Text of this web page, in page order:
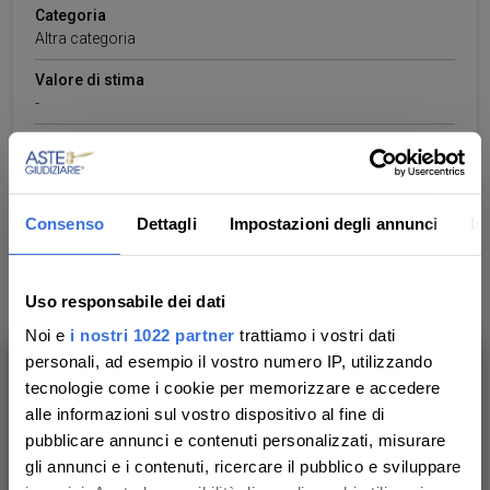
Consenso Dettagli Impostazioni degli annunci
Uso responsabile dei dati
Noi e i nostri 1022 partner trattiamo i vostri dati
personali, ad esempio il vostro numero IP, utilizzando
tecnologie come i cookie per memorizzare e accedere
alle informazioni sul vostro dispositivo al fine di
pubblicare annunci e contenuti personalizzati, misurare
gli annunci e i contenuti, ricercare il pubblico e sviluppare
Categoria
Altra categoria
Valore di stima
-
Terreni agricoli con fabbricato non censito al catasto
fabbricati di mq. 98
Indirizzo
Contrada Gaspanella sn,Vittoria(RG)
Piano
Ti aiutiamo a trovare, comprendere e
partecipare all’asta in sicurezza.
Con noi, passo dopo passo.